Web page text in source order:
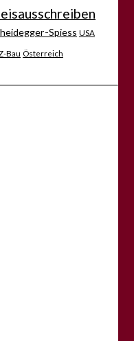
Spiess USA
Bau Österreich